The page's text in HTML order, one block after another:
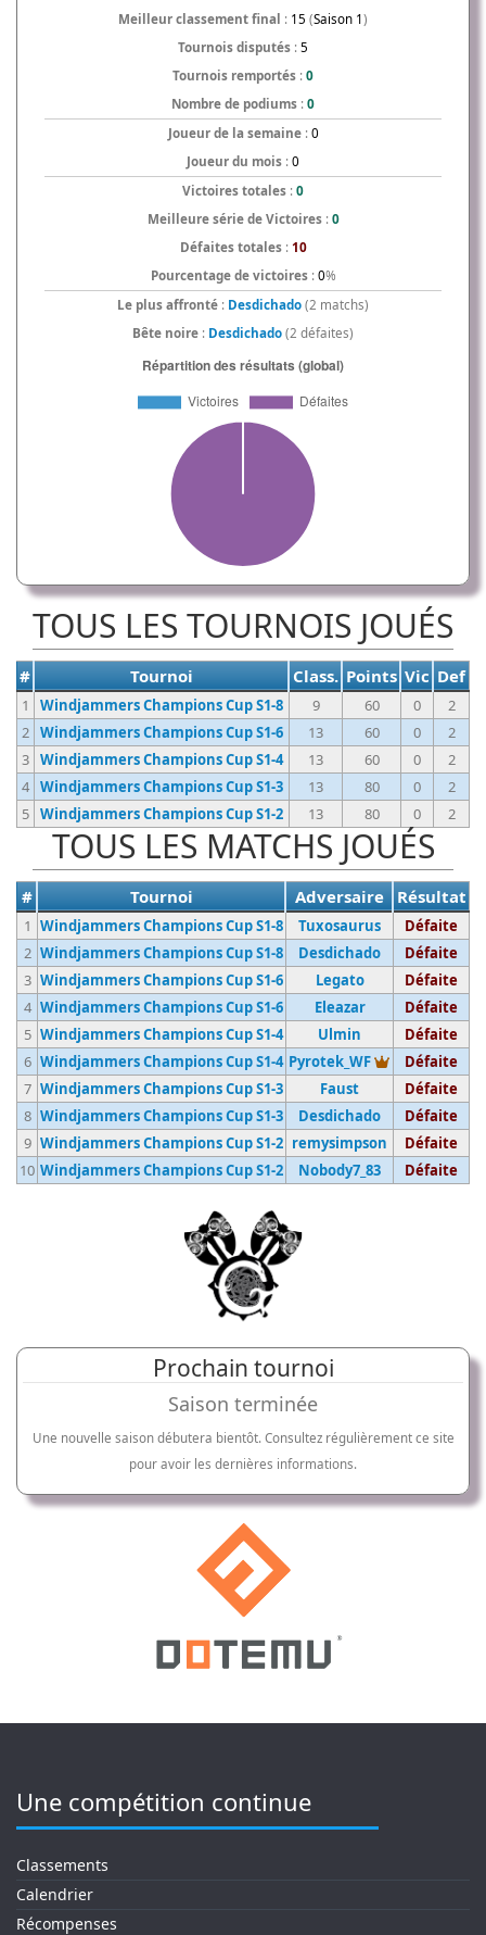
Meilleur classement final : 15 (Saison 1)
Tournois disputés : 5
Tournois remportés : 0
Nombre de podiums : 0
Joueur de la semaine: 0
Joueur du mois : 0
Victoires totales : 0
Meilleure série de Victoires: 0
Défaites totales: 10
Pourcentage de victoires: 0%
Le plus affronté : Desdichado (2 matchs)
Bête noire : Desdichado (2 défaites)
TOUS LES TOURNOIS JOUÉS
# Tournoi Class. Points Vic Def
1 Windjammers Champions Cup S1-8 9 60 0
2
2 Windjammers Champions Cup S1-6 13 60 0
2
3 Windjammers Champions Cup S1-4 13 60 0
2
4 Windjammers Champions Cup S1-3 13 80 0
2
5 Windjammers Champions Cup S1-2 13 80 0 2
TOUS LES MATCHS JOUÉS
# Tournoi Adversaire Résultat
1 Windjammers Champions Cup S1-8 Tuxosaurus
Défaite
2 Windjammers Champions Cup S1-8 Desdichado
Défaite
3 Windjammers Champions Cup S1-6 Legato
Défaite
4 Windjammers Champions Cup S1-6 Eleazar
Défaite
5 Windjammers Champions Cup S1-4 Ulmin
Défaite
6 Windjammers Champions Cup S1-4 Pyrotek_WF Vainqueur
Défaite
7 Windjammers Champions Cup S1-3 Faust
Défaite
8 Windjammers Champions Cup S1-3 Desdichado
Défaite
9 Windjammers Champions Cup S1-2 remysimpson
Défaite
10 Windjammers Champions Cup S1-2 Nobody7_83 Défaite
Prochain tournoi
Saison terminée
Une nouvelle saison débutera bientôt. Consultez régulièrement ce site
pour avoir les dernières informations.
Une compétition continue
Classements
Calendrier
Récompenses